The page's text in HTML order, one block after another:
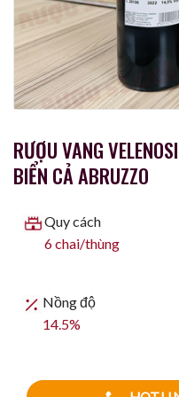
RƯỢU VANG
BIỂN CẢ ABRUZZO
Quy cách
6 chai/thùng
Nồng độ
14.5%